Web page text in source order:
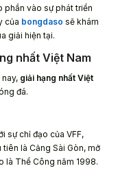
phần vào sự phát triển
của bongdaso sẽ khám
giải hiện tại.
nhất Việt Nam
giải hạng nhất Việt
đá.
sự chỉ đạo của VFF,
là Cảng Sài Gòn, mở
là Thể Công năm 1998.